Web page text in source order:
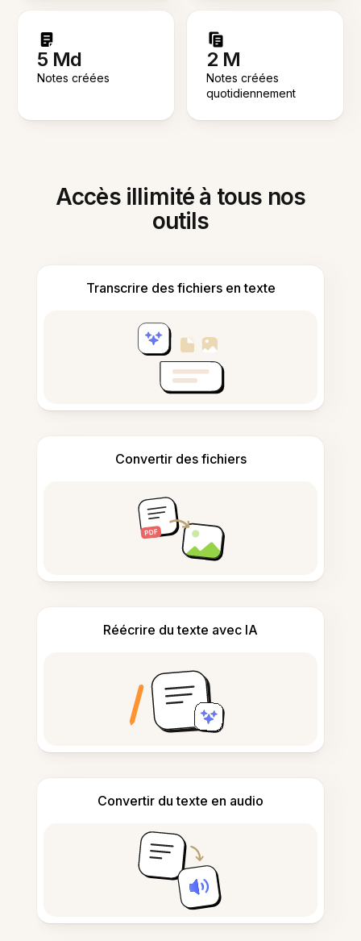
5 Md
Notes créées
2 M
Notes créées
quotidiennement
Accès illimité à tous nos
outils
Transcrire des fichiers en texte
Convertir des fichiers
Réécrire du texte avec IA
Convertir du texte en audio